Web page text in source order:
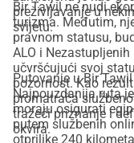
preživljavanje u
svijetu.
Bir Tawil ne nudi
turizma. Međutim,
pravnom statusu,
ALO i
učvršćujući svoj
pozornost. Kao
promatrača
tražeći priznanje i
okvira.
Putovanje u Bir
Najpouzdanija ruta
moraju osigurati
putem službenih
otprilike 240